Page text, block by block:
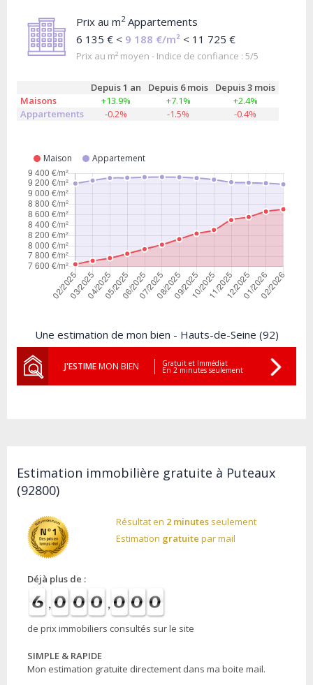
Prix au m2Appartements
6 135 € < 9 188 €/m² < 11 725 €
Prix au m² moyen - Indice de confiance : 5/5
Depuis 1 an Depuis 6 mois
Depuis 3 mois
Maisons
+13.9% +7.1%
+2.4%
Appartements
-0.2% -1.5% -0.4%
Maison Appartement
Une estimation de mon bien - Hauts-de-Seine (92)
J'ESTIMEMON BIEN Gratuit et Immédiat
En 2 minutes seulement
Estimation immobilière gratuite à Puteaux
(92800)
Résultat en 2 minutesseulement
Estimation gratuite par mail
Déjà plus de :
de prix immobiliers consultés sur le site
SIMPLE & RAPIDE
Mon estimation gratuite directement dans ma boite mail.